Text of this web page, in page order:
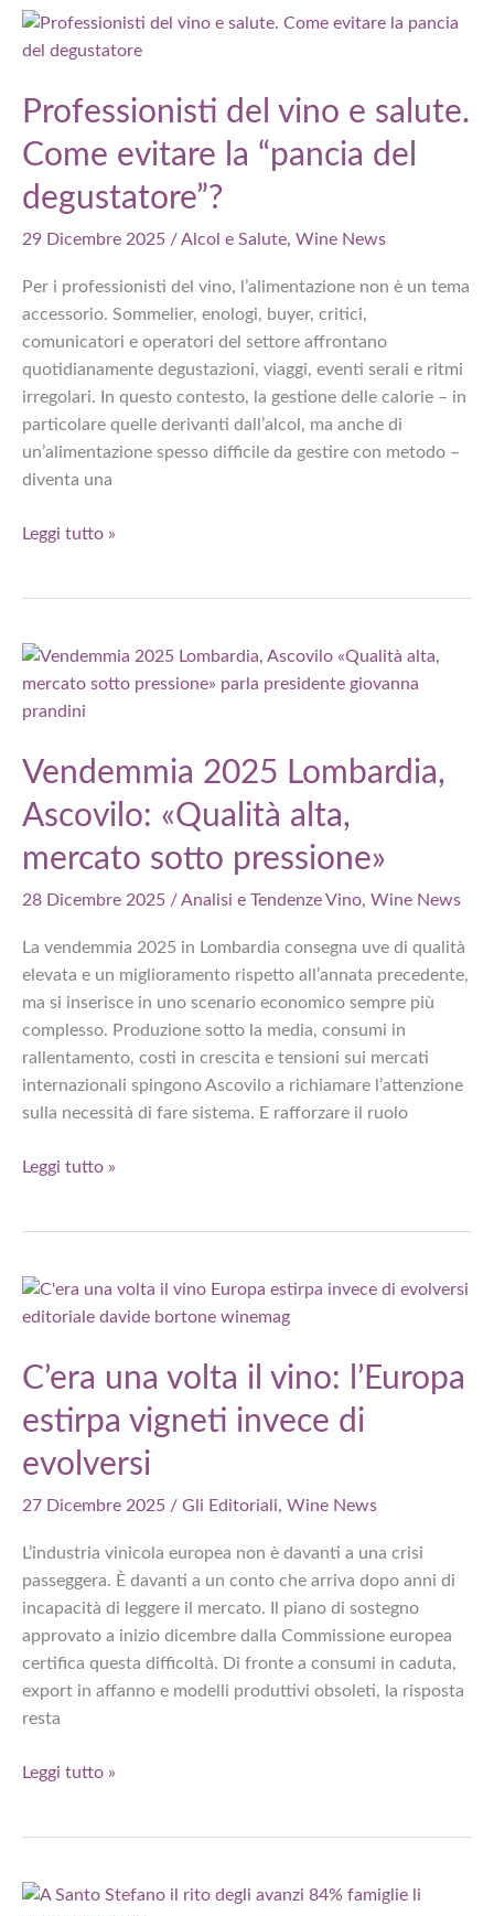
a
400
mila
Professionisti del vino e salute.
Come evitare la “pancia del
degustatore”?
29 Dicembre 2025 /Alcol e Salute, Wine News
Per i professionisti del vino, l’alimentazione non è un tema
accessorio. Sommelier, enologi, buyer, critici,
comunicatori e operatori del settore affrontano
quotidianamente degustazioni, viaggi, eventi serali e ritmi
irregolari. In questo contesto, la gestione delle calorie – in
particolare quelle derivanti dall’alcol, ma anche di
un’alimentazione spesso difficile da gestire con metodo –
diventa una
Professionisti
salute.
la
del
degustatore”?
Leggi tutto »
Vendemmia 2025 Lombardia,
Ascovilo: «Qualità alta,
mercato sotto pressione»
28 Dicembre 2025 /Analisi e Tendenze Vino, Wine News
La vendemmia 2025 in Lombardia consegna uve di qualità
elevata e un miglioramento rispetto all’annata precedente,
ma si inserisce in uno scenario economico sempre più
complesso. Produzione sotto la media, consumi in
rallentamento, costi in crescita e tensioni sui mercati
internazionali spingono Ascovilo a richiamare l’attenzione
sulla necessità di fare sistema. E rafforzare il ruolo
Vendemmia
«Qualità
pressione»
Leggi tutto »
C’era una volta il vino: l’Europa
estirpa vigneti invece di
evolversi
27 Dicembre 2025 / Gli Editoriali, Wine News
L’industria vinicola europea non è davanti a una crisi
passeggera. È davanti a un conto che arriva dopo anni di
incapacità di leggere il mercato. Il piano di sostegno
approvato a inizio dicembre dalla Commissione europea
certifica questa difficoltà. Di fronte a consumi in caduta,
export in affanno e modelli produttivi obsoleti, la risposta
resta
C’era
vino:
Leggi tutto »